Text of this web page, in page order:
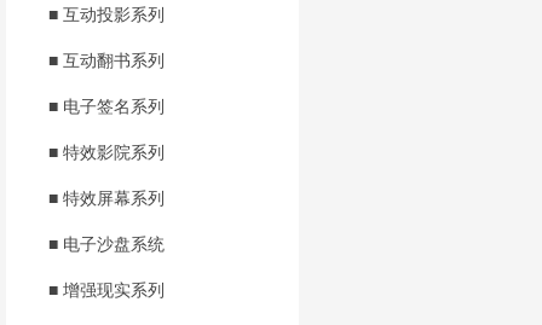
■ 互动投影系列
■ 互动翻书系列
■ 电子签名系列
■ 特效影院系列
■ 特效屏幕系列
■ 电子沙盘系统
■ 增强现实系列